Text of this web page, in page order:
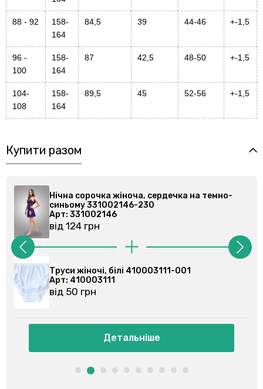
88 - 92
158-
164
84,5 39 44-46 +-1,5
96 -
100
158-
164
87 42,5 48-50 +-1,5
104-
108
158-
164
89,5 45 52-56 +-1,5
Купити разом
на темно-
001
Нічна сорочка жіноча,
синьому 331002146-230
Труси жіночі, чорні